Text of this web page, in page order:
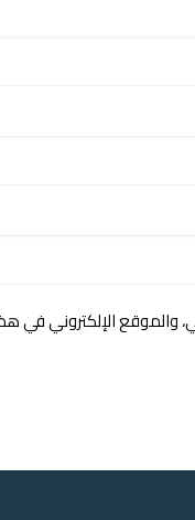
والموقع الإلكتروني في